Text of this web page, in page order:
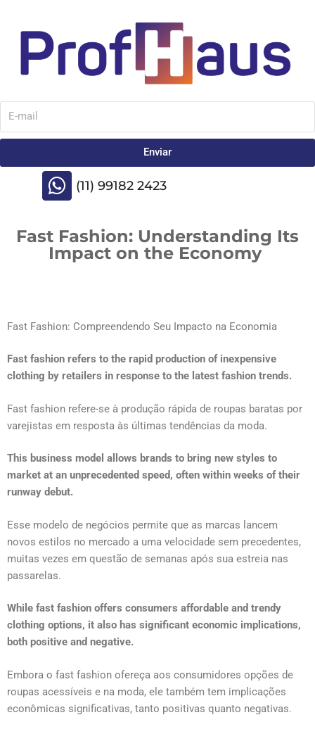
Enviar
(11) 99182 2423
Fast Fashion: Understanding Its
Impact on the Economy
Fast Fashion: Compreendendo Seu Impacto na Economia
Fast fashion refers to the rapid production of inexpensive
clothing by retailers in response to the latest fashion trends.
Fast fashion refere-se à produção rápida de roupas baratas por
varejistas em resposta às últimas tendências da moda.
This business model allows brands to bring new styles to
market at an unprecedented speed, often within weeks of their
runway debut.
Esse modelo de negócios permite que as marcas lancem
novos estilos no mercado a uma velocidade sem precedentes,
muitas vezes em questão de semanas após sua estreia nas
passarelas.
While fast fashion offers consumers affordable and trendy
clothing options, it also has significant economic implications,
both positive and negative.
Embora o fast fashion ofereça aos consumidores opções de
roupas acessíveis e na moda, ele também tem implicações
econômicas significativas, tanto positivas quanto negativas.